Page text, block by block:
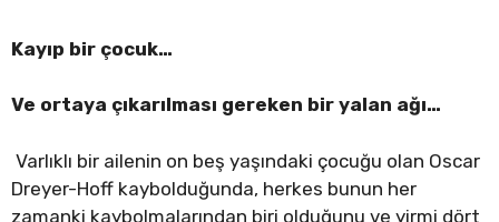
Kayıp bir çocuk…
Ve ortaya çıkarılması gereken bir yalan ağı…
Varlıklı bir ailenin on beş yaşındaki çocuğu olan Oscar
Dreyer-Hoff kaybolduğunda, herkes bunun her
zamanki kaybolmalarından biri olduğunu ve yirmi dört